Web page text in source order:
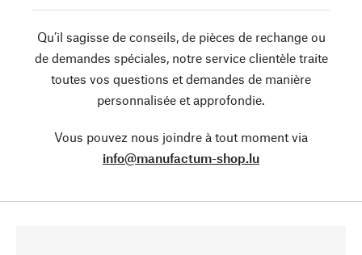
Qu’il sagisse de conseils, de pièces de rechange ou
de demandes spéciales, notre service clientèle traite
toutes vos questions et demandes de manière
personnalisée et approfondie.
Vous pouvez nous joindre à tout moment via
info@manufactum-shop.lu